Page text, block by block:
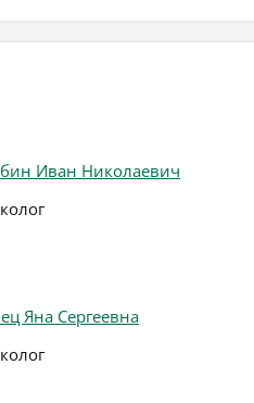
Иван Николаевич
Яна Сергеевна